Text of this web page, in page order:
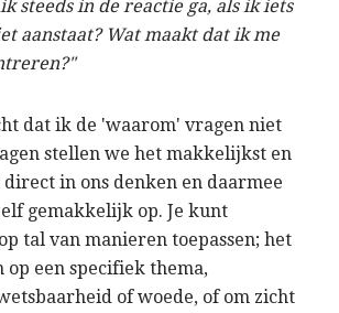
steeds in de reactie ga, als ik iets
aanstaat? Wat maakt dat ik me
dat ik de 'waarom' vragen niet
stellen we het makkelijkst en
direct in ons denken en daarmee
gemakkelijk op. Je kunt
tal van manieren toepassen; het
een specifiek thema,
of woede, of om zicht